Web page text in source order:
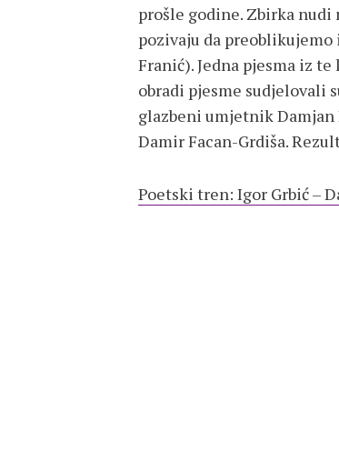
prošle godine. Zbirka nudi
pozivaju da
Franić). Jedna pjesma iz
obradi pjesme sudjelovali
glazbeni umjetnik
Damir Facan-Grdiša.
Poetski tren: Igor Grbić –